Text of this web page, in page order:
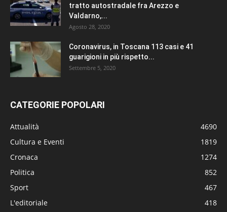
tratto autostradale fra Arezzo e
Valdarno,...
Agosto 28, 2020
Coronavirus, in Toscana 113 casi e 41
guarigioni in più rispetto...
Settembre 5, 2020
CATEGORIE POPOLARI
Attualità
4690
Cultura e Eventi
1819
Cronaca
1274
Politica
852
Sport
467
L'editoriale
418